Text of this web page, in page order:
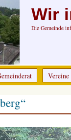
Wir
Die Gemeinde
Vereine